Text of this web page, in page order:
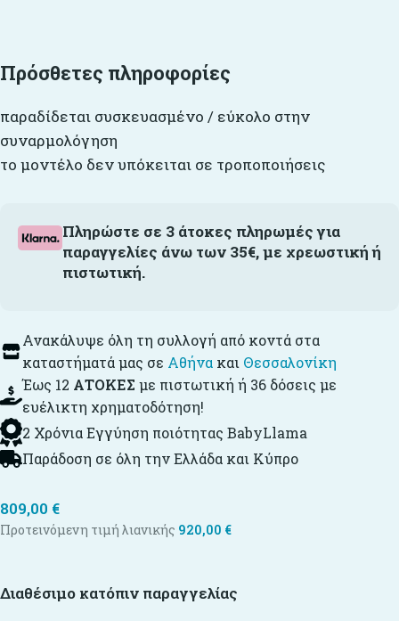
Πρόσθετες πληροφορίες
παραδίδεται συσκευασμένο / εύκολο στην
συναρμολόγηση
το μοντέλο δεν υπόκειται σε τροποποιήσεις
Πληρώστε σε 3 άτοκες πληρωμές για
παραγγελίες άνω των 35€, με χρεωστική ή
πιστωτική.
Ανακάλυψε όλη τη συλλογή από κοντά στα
καταστήματά μας σε Αθήνα και Θεσσαλονίκη
Έως 12 ΑΤΟΚΕΣ με πιστωτική ή 36 δόσεις με
ευέλικτη χρηματοδότηση!
2 Χρόνια Εγγύηση ποιότητας BabyLlama
Παράδοση σε όλη την Ελλάδα και Κύπρο
809,00 €
Προτεινόμενη τιμή λιανικής 920,00 €
Διαθέσιμο κατόπιν παραγγελίας